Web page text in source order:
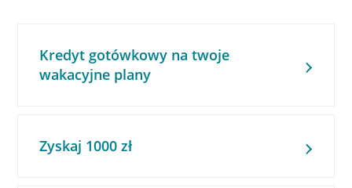
Kredyt gotówkowy na twoje
wakacyjne plany
Zyskaj 1000 zł